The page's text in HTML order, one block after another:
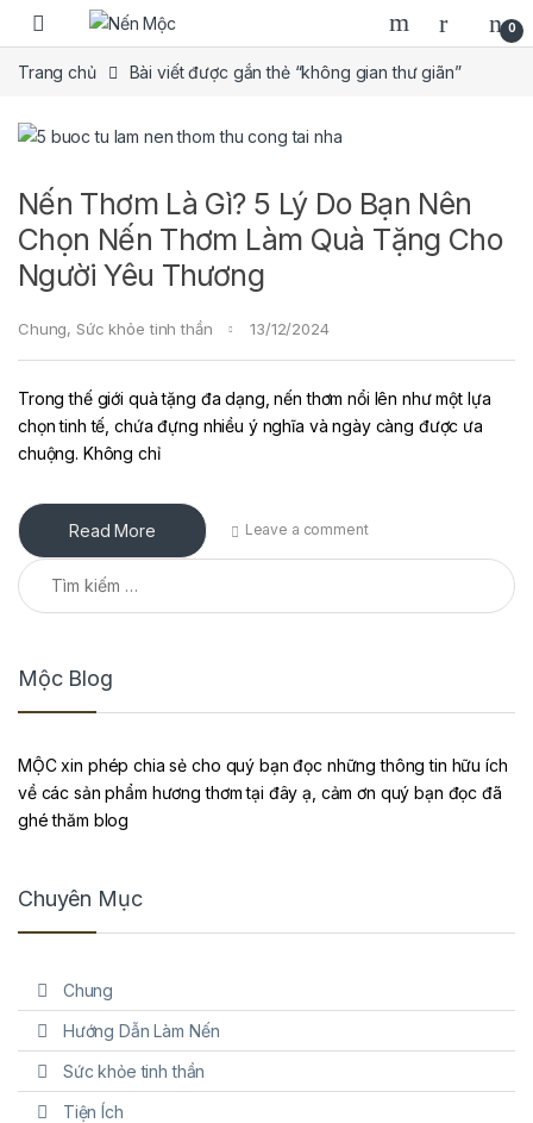
Skip to navigation
Skip to content
0
Trang chủ Bài viết được gắn thẻ “không gian thư giãn”
Nến Thơm Là Gì? 5 Lý Do Bạn Nên
Chọn Nến Thơm Làm Quà Tặng Cho
Người Yêu Thương
Chung, Sức khỏe tinh thần 13/12/2024
Trong thế giới quà tặng đa dạng, nến thơm nổi lên như một lựa
chọn tinh tế, chứa đựng nhiều ý nghĩa và ngày càng được ưa
chuộng. Không chỉ
Read More Leave a comment
Tìm kiếm cho:
Mộc Blog
MỘC xin phép chia sẻ cho quý bạn đọc những thông tin hữu ích
về các sản phẩm hương thơm tại đây ạ, cảm ơn quý bạn đọc đã
ghé thăm blog
Chuyên Mục
Chung
Hướng Dẫn Làm Nến
Sức khỏe tinh thần
Tiện Ích